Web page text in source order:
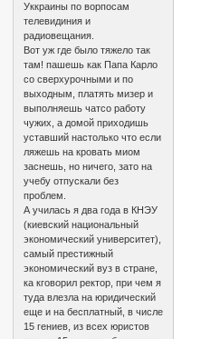
Уккраины по ворпосам
телевидиния и
радиовещания.
Вот уж где было тяжело так
там! пашешь как Папа Карло
со сверхурочными и по
выходным, платять мизер и
выполняешь чатсо работу
чужих, а домой приходишь
уставший настолько что если
ляжешь на кровать миом
заснешь, но ничего, зато на
учебу отпускали без
проблем.
А училась я два года в КНЭУ
(киевский национальный
экономический университет),
самый престижный
экономический вуз в стране,
ка кговорил ректор, при чем я
туда влезла на юридический
еще и на бесплатный, в числе
15 гениев, из всех юристов